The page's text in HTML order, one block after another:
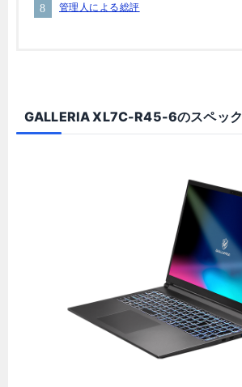
管理人による総評
GALLERIA XL7C-R45-6のスペック